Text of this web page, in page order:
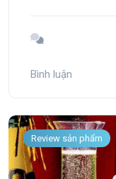
tư nhất.
Bình luận
Review sản phẩm